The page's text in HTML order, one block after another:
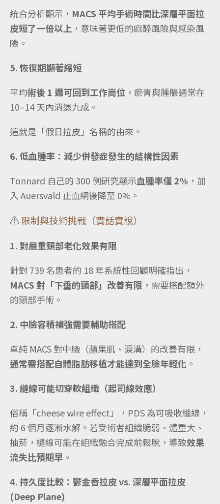
統合分析顯示， MACS 平均手術時間比深層平面拉
皮短了一倍以上 ，意味著更低的麻醉風險與感染風
險。
5. 恢復期顯著縮短
平均術後 1 週可回到工作崗位 ，瘀青與腫脹通常在
10–14 天內消退九成。
這就是「假日拉皮」名稱的由來。
6. 低血腫率：減少併發症發生的結構性因素
Tonnard 自己的 300 例研究顯示血腫率僅 2% ，加
入 Auersvald 止血網後降至 0%。
⚠️ 限制與技術挑戰（實話實說）
1. 對嚴重頸部老化效果有限
針對 739 名患者的 18 年系統性回顧明確指出，
MACS 對「下垂的頸部」改善有限 ，需要搭配額外
的頸部手術。
2. 中臉容積補強需要輔助搭配
單純 MACS 對中臉（蘋果肌、淚溝）的改善有限，
通常需搭配自體脂肪移植才能達到全臉年輕化 。
3. 縫線可能切穿軟組織（起司線效應）
俗稱「cheese wire effect」，PDS 為可吸收縫線，
約 6 個月逐漸水解。若受術者組織脆弱、體重大、
抽菸，縫線可能在組織融合完成前鬆脫，導致效果
流失比預期早 。
4. 持久度比較：鬱金香拉皮 vs. 深層平面拉皮
(Deep Plane)